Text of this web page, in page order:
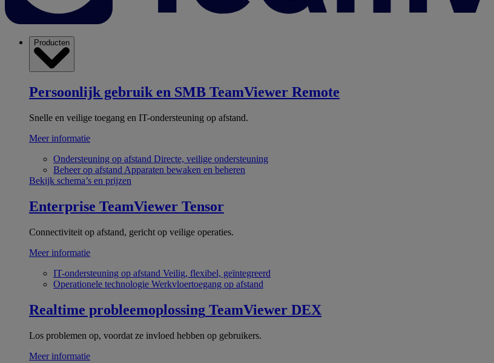
Producten
Persoonlijk gebruik en SMB TeamViewer Remote
Snelle en veilige toegang en IT-ondersteuning op afstand.
Meer informatie
Ondersteuning op afstand Directe, veilige ondersteuning
Beheer op afstand Apparaten bewaken en beheren
Bekijk schema’s en prijzen
Enterprise TeamViewer Tensor
Connectiviteit op afstand, gericht op veilige operaties.
Meer informatie
IT-ondersteuning op afstand Veilig, flexibel, geïntegreerd
Operationele technologie Werkvloertoegang op afstand
Realtime probleemoplossing TeamViewer DEX
Los problemen op, voordat ze invloed hebben op gebruikers.
Meer informatie